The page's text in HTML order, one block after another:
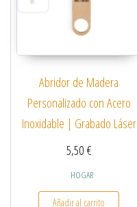
Abridor de Madera
Personalizado con Acero
Inoxidable | Grabado Láser
5,50€
HOGAR
Añadir al carrito